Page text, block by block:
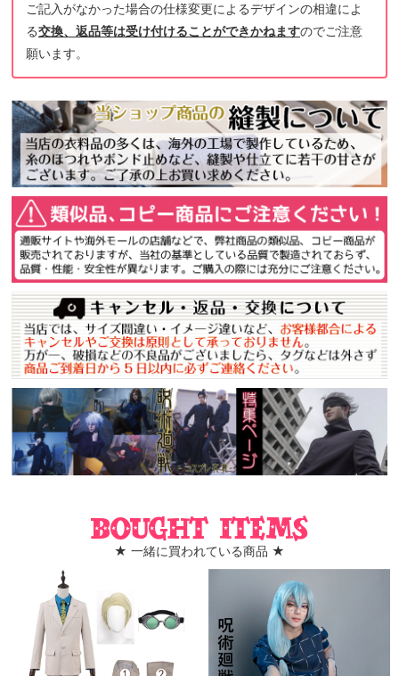
ご記入がなかった場合の仕様変更によるデザインの相違によ
る交換、返品等は受け付けることができかねますのでご注意
願います。
Bought items
★ 一緒に買われている商品 ★